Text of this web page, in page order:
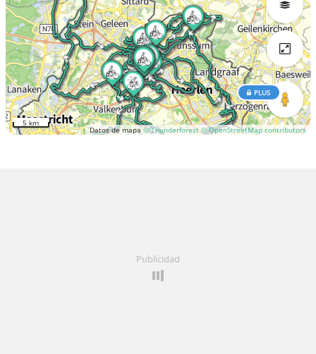
Datos de mapa© Thunderforest © OpenStreetMap contributors
PLUS
5 km
Publicidad